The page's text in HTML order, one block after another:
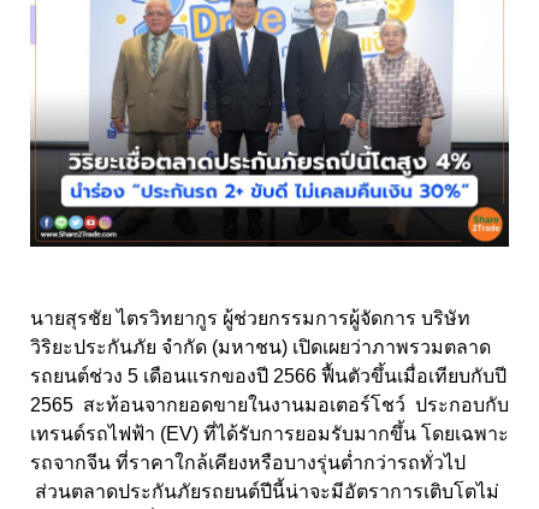
นายสุรชัย ไตรวิทยากูร ผู้ช่วยกรรมการผู้จัดการ บริษัท
วิริยะประกันภัย จำกัด (มหาชน) เปิดเผยว่าภาพรวมตลาด
รถยนต์ช่วง 5 เดือนแรกของปี 2566 ฟื้นตัวขึ้นเมื่อเทียบกับปี
2565 สะท้อนจากยอดขายในงานมอเตอร์โชว์ ประกอบกับ
เทรนด์รถไฟฟ้า (EV) ที่ได้รับการยอมรับมากขึ้น โดยเฉพาะ
รถจากจีน ที่ราคาใกล้เคียงหรือบางรุ่นต่ำกว่ารถทั่วไป
ส่วนตลาดประกันภัยรถยนต์ปีนี้น่าจะมีอัตราการเติบโตไม่